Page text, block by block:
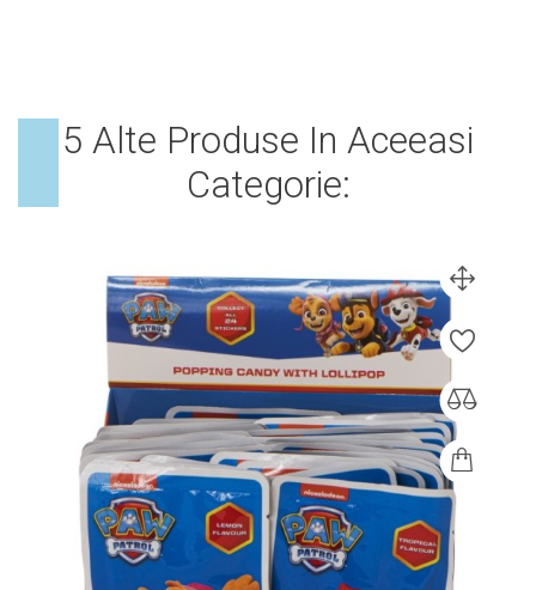
5 Alte Produse In Aceeasi
Categorie: